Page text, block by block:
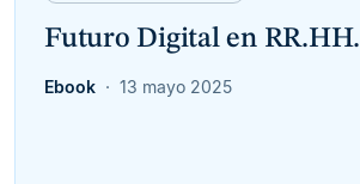
Futuro Digital en RR.HH.
Ebook 13 mayo 2025